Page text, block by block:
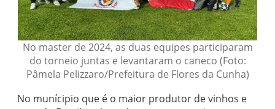
No master de 2024, as duas equipes participaram
do torneio juntas e levantaram o caneco (Foto:
Pâmela Pelizzaro/Prefeitura de Flores da Cunha)
No munícipio que é o maior produtor de vinhos e